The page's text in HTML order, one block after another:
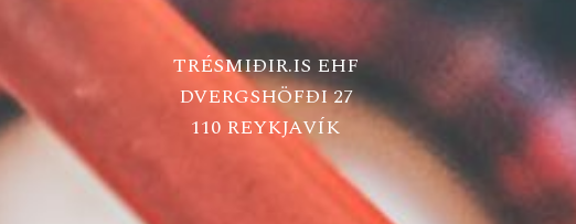
TRÉSMIÐIR.IS EHF
DVERGSHÖFÐI 27
110 REYKJAVÍK